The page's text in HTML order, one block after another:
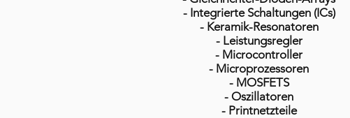
- Integrierte Schaltungen (ICs)
- Keramik-Resonatoren
- Leistungsregler
- Microcontroller
- Microprozessoren
- MOSFETS
- Oszillatoren
- Printnetzteile